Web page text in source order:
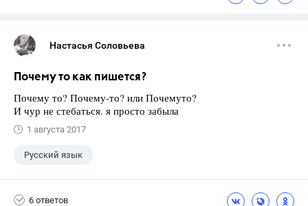
Настасья Соловьева
Почему то как пишется?
Почему то? Почему-то? или Почемуто?
И чур не стебаться. я просто забыла
1 августа 2017
Русский язык
6 ответов